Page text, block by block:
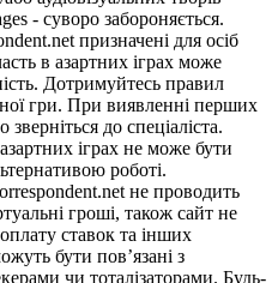
- суворо забороняється.
призначені для осіб
в азартних іграх може
Дотримуйтесь правил
гри. При виявленні перших
до спеціаліста.
іграх не може бути
роботі.
не проводить
гроші, також сайт не
ставок та інших
бути пов’язані з
чи тоталізаторами. Будь-